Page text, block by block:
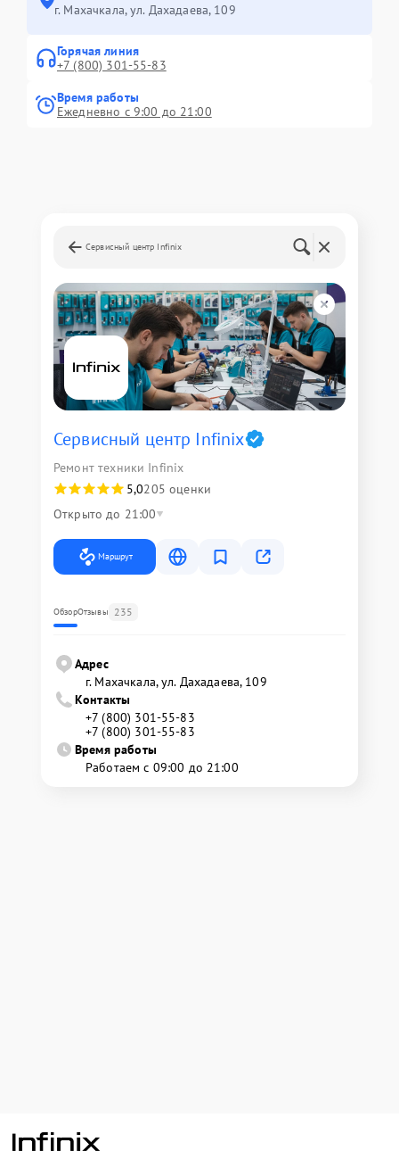
г. Махачкала, ул. Дахадаева, 109
Горячая линия
+7 (800) 301-55-83
Время работы
Ежедневно с 9:00 до 21:00
Сервисный центр Infinix
Сервисный центр Infinix
Ремонт техники Infinix
5,0205 оценки
Открыто до 21:00
Маршрут
ОбзорОтзывы 235
Адрес
г. Махачкала, ул. Дахадаева, 109
Контакты
+7 (800) 301-55-83
+7 (800) 301-55-83
Время работы
Работаем с 09:00 до 21:00